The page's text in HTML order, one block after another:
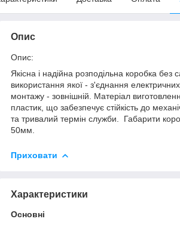
Опис
Опис:
Якісна і надійна розподільна коробка без
використання якої - з'єднання
монтажу - зовнішній. Матеріал
пластик, що забезпечує стійкість до
та тривалий термін служби. Габарити
50мм.
Приховати
Характеристики
Основні